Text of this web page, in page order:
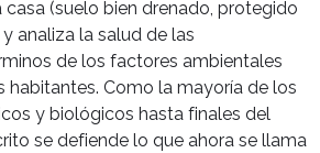
(suelo bien drenado, protegido
analiza la salud de las
de los factores ambientales
habitantes. Como la mayoría de los
y biológicos hasta finales del
se defiende lo que ahora se llama